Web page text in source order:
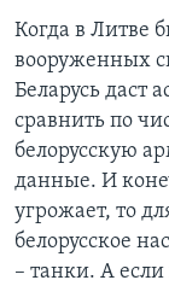
Когда в Литве
вооруженных
Беларусь даст
сравнить по
белорусскую
данные. И
угрожает, то
белорусское
– танки. А